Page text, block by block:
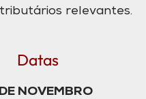
relevantes.
Datas
NOVEMBRO